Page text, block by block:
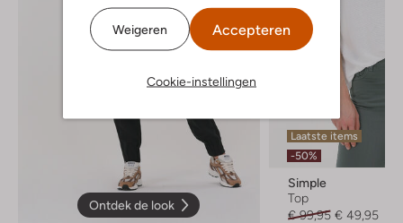
Weigeren Accepteren
Cookie-instellingen
Ontdek de look
Laatste items
-50%
Simple
Top
€ 99,95 € 49,95